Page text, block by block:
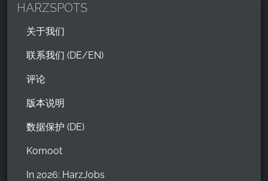
HARZSPOTS
关于我们
联系我们 (DE/EN)
评论
版本说明
数据保护 (DE)
Komoot
In 2026: HarzJobs